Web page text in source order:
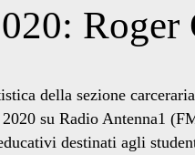
Roger
della sezione
su Radio Antenna1
destinati agli